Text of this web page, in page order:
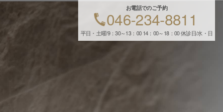
お電話でのご予約
046-234-8811
平日・土曜/9：30～13：00 14：00～18：00 休診日/水・日